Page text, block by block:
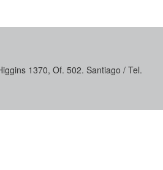
1370, Of. 502. Santiago / Tel.